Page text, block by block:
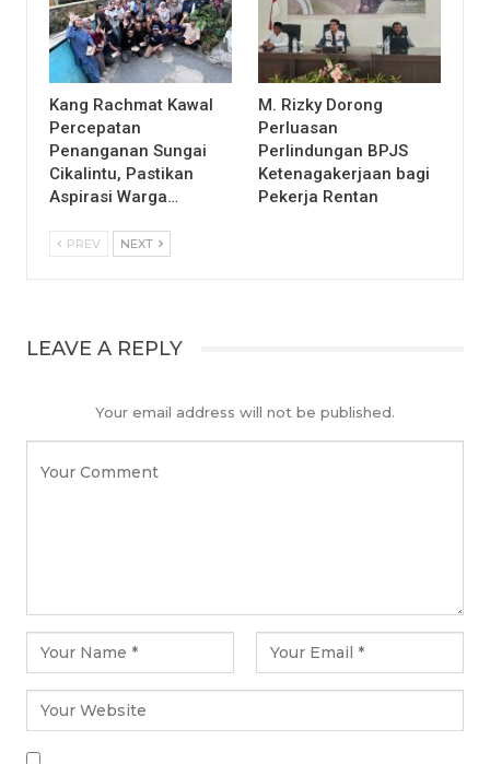
Kang Rachmat Kawal
Percepatan
Penanganan Sungai
Cikalintu, Pastikan
Aspirasi Warga…
M. Rizky Dorong
Perluasan
Perlindungan BPJS
Ketenagakerjaan bagi
Pekerja Rentan
PREV NEXT
LEAVE A REPLY
Your email address will not be published.